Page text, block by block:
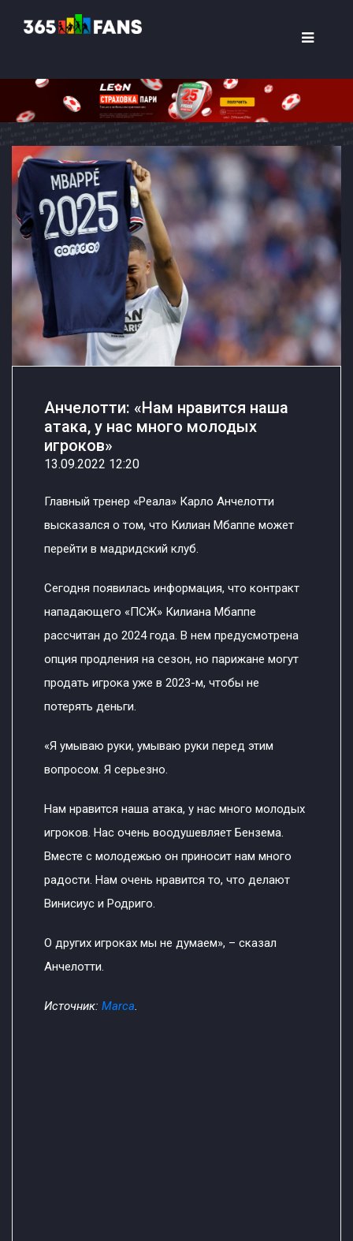
Анчелотти: «Нам нравится наша
атака, у нас много молодых
игроков»
13.09.2022 12:20
Главный тренер «Реала» Карло Анчелотти
высказался о том, что Килиан Мбаппе может
перейти в мадридский клуб.
Сегодня появилась информация, что контракт
нападающего «ПСЖ» Килиана Мбаппе
рассчитан до 2024 года. В нем предусмотрена
опция продления на сезон, но парижане могут
продать игрока уже в 2023-м, чтобы не
потерять деньги.
«Я умываю руки, умываю руки перед этим
вопросом. Я серьезно.
Нам нравится наша атака, у нас много молодых
игроков. Нас очень воодушевляет Бензема.
Вместе с молодежью он приносит нам много
радости. Нам очень нравится то, что делают
Винисиус и Родриго.
О других игроках мы не думаем», – сказал
Анчелотти.
Источник: Marca.